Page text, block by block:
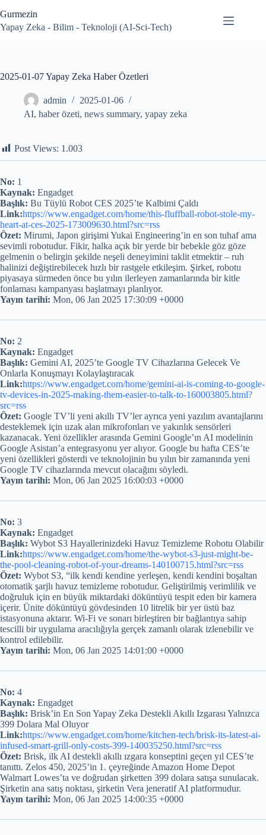
to
content
Gurmezin
Yapay Zeka - Bilim - Teknoloji (AI-Sci-Tech)
2025-01-07 Yapay Zeka Haber Özetleri
admin
2025-01-06
AI, haber özeti, news summary, yapay zeka
Post Views: 1.003
No: 1
Kaynak: Engadget
Başlık: Bu Tüylü Robot CES 2025’te Kalbimi Çaldı
Link:https://www.engadget.com/home/this-fluffball-robot-stole-my-
heart-at-ces-2025-173009630.html?src=rss
Özet: Mirumi, Japon girişimi Yukai Engineering’in en son tuhaf ama
sevimli robotudur. Fikir, halka açık bir yerde bir bebekle göz göze
gelmenin o belirgin şekilde neşeli deneyimini taklit etmektir – ruh
halinizi değiştirebilecek hızlı bir rastgele etkileşim. Şirket, robotu
piyasaya sürmeden önce bu yılın ilerleyen zamanlarında bir kitle
fonlaması kampanyası başlatmayı planlıyor.
Yayın tarihi: Mon, 06 Jan 2025 17:30:09 +0000
No: 2
Kaynak: Engadget
Başlık: Gemini AI, 2025’te Google TV Cihazlarına Gelecek Ve
Onlarla Konuşmayı Kolaylaştıracak
Link:https://www.engadget.com/home/gemini-ai-is-coming-to-google-
tv-devices-in-2025-making-them-easier-to-talk-to-160003805.html?
src=rss
Özet: Google TV’li yeni akıllı TV’ler ayrıca yeni yazılım avantajlarını
desteklemek için uzak alan mikrofonları ve yakınlık sensörleri
kazanacak. Yeni özellikler arasında Gemini Google’ın AI modelinin
Google Asistan’a entegrasyonu yer alıyor. Google bu hafta CES’te
yeni özellikleri gösterdi ve teknolojinin bu yılın bir zamanında yeni
Google TV cihazlarında mevcut olacağını söyledi.
Yayın tarihi: Mon, 06 Jan 2025 16:00:03 +0000
No: 3
Kaynak: Engadget
Başlık: Wybot S3 Hayallerinizdeki Havuz Temizleme Robotu Olabilir
Link:https://www.engadget.com/home/the-wybot-s3-just-might-be-
the-pool-cleaning-robot-of-your-dreams-140100715.html?src=rss
Özet: Wybot S3, “ilk kendi kendine yerleşen, kendi kendini boşaltan
otomatik şarjlı havuz temizleme robotudur. Geliştirilmiş verimlilik ve
doğruluk için en büyük miktardaki döküntüyü tespit eden bir kamera
içerir. Ünite döküntüyü gövdesinden 10 litrelik bir yer üstü baz
istasyonuna aktarır. Wi-Fi ve sonarı birleştiren bir bağlantıya sahip
tescilli bir uygulama aracılığıyla gerçek zamanlı olarak izlenebilir ve
kontrol edilebilir.
Yayın tarihi: Mon, 06 Jan 2025 14:01:00 +0000
No: 4
Kaynak: Engadget
Başlık: Brisk’in En Son Yapay Zeka Destekli Akıllı Izgarası Yalnızca
399 Dolara Mal Oluyor
Link:https://www.engadget.com/home/kitchen-tech/brisk-its-latest-ai-
infused-smart-grill-only-costs-399-140035250.html?src=rss
Özet: Brisk, ilk AI destekli akıllı ızgara konseptini geçen yıl CES’te
tanıttı. Zelos 450, 2025’in 1. çeyreğinde Amazon Home Depot
Walmart Lowes’ta ve doğrudan şirketten 399 dolara satışa sunulacak.
Şirketin ana satış noktası, şirketin Vera jeneratif AI platformudur.
Yayın tarihi: Mon, 06 Jan 2025 14:00:35 +0000